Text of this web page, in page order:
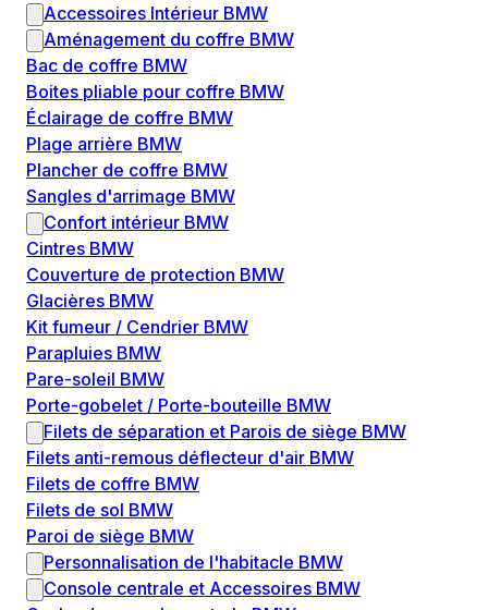
Accessoires Intérieur BMW
Aménagement du coffre BMW
Bac de coffre BMW
Boites pliable pour coffre BMW
Éclairage de coffre BMW
Plage arrière BMW
Plancher de coffre BMW
Sangles d'arrimage BMW
Confort intérieur BMW
Cintres BMW
Couverture de protection BMW
Glacières BMW
Kit fumeur / Cendrier BMW
Parapluies BMW
Pare-soleil BMW
Porte-gobelet / Porte-bouteille BMW
Filets de séparation et Parois de siège BMW
Filets anti-remous déflecteur d'air BMW
Filets de coffre BMW
Filets de sol BMW
Paroi de siège BMW
Personnalisation de l'habitacle BMW
Console centrale et Accessoires BMW